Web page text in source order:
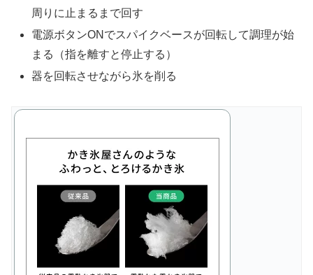
周りに止まるまで回す
電源ボタンONでスパイクベースが回転して調理が始
まる（指を離すと停止する）
器を回転させながら氷を削る